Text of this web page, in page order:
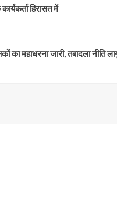
हिरासत में
का महाधरना जारी, तबादला नीति